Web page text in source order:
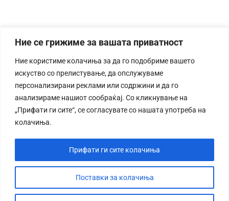
Ние се грижиме за вашата приватност
Ние користиме колачиња за да го подобриме вашето
искуство со прелистување, да опслужуваме
персонализирани реклами или содржини и да го
анализираме нашиот сообраќај. Со кликнување на
„Прифати ги сите“, се согласувате со нашата употреба на
колачиња.
Поставки за колачиња
Прифати ги сите колачиња
СТОРИЈА
ДЕБАТА